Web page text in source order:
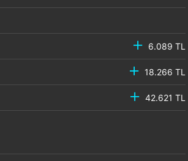
6.089 TL
18.266 TL
42.621 TL